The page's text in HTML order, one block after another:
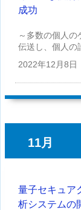
成功
～多数の個人の
伝送し、個人の
2022年12月8日
11月
量子セキュア
析システムの